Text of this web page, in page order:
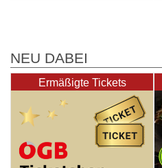
NEU DABEI
Ermäßigte Tickets